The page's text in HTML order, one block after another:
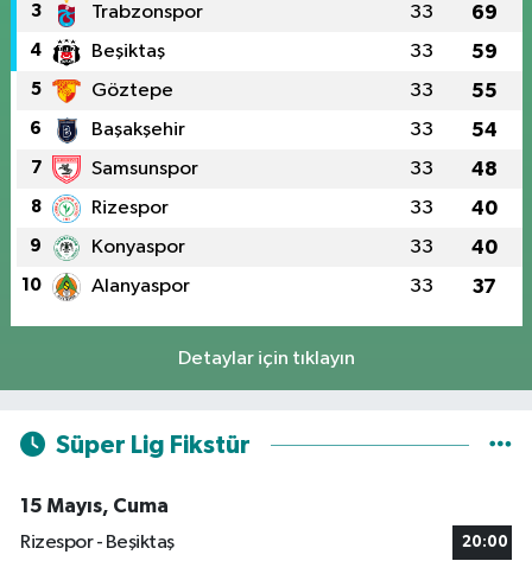
3 Trabzonspor 33 69
4 Beşiktaş 33 59
5 Göztepe 33 55
6 Başakşehir 33 54
7 Samsunspor 33 48
8 Rizespor 33 40
9 Konyaspor 33 40
10 Alanyaspor 33 37
Detaylar için tıklayın
Süper Lig Fikstür
15 Mayıs, Cuma
Rizespor - Beşiktaş
20:00